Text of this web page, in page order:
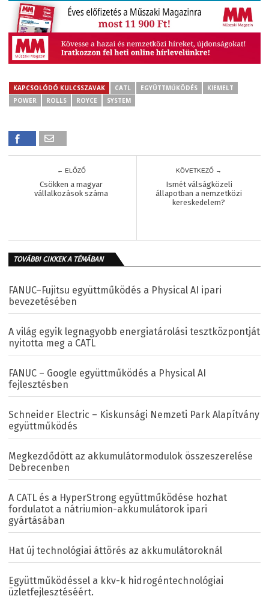
KAPCSOLÓDÓ KULCSSZAVAK CATL EGYÜTTMŰKÖDÉS
KIEMELT
POWER
ROLLS ROYCE SYSTEM
← ELŐZŐ
Csökken a magyar
vállalkozások száma
KÖVETKEZŐ →
Ismét válságközeli
állapotban a nemzetközi
kereskedelem?
TOVÁBBI CIKKEK A TÉMÁBAN
FANUC–Fujitsu együttműködés a Physical AI ipari
bevezetésében
A világ egyik legnagyobb energiatárolási tesztközpontját
nyitotta meg a CATL
FANUC – Google együttműködés a Physical AI
fejlesztésben
Schneider Electric – Kiskunsági Nemzeti Park Alapítvány
együttműködés
Megkezdődött az akkumulátormodulok összeszerelése
Debrecenben
A CATL és a HyperStrong együttműködése hozhat
fordulatot a nátriumion-akkumulátorok ipari
gyártásában
Hat új technológiai áttörés az akkumulátoroknál
Együttműködéssel a kkv-k hidrogéntechnológiai
üzletfejlesztéséért.